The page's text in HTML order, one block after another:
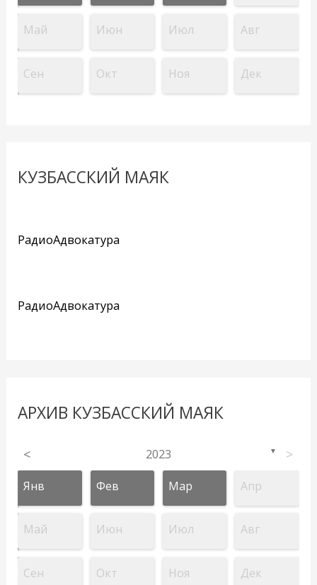
Май Июн Июл Авг
Сен Окт Ноя Дек
КУЗБАССКИЙ МАЯК
РадиоАдвокатура
РадиоАдвокатура
АРХИВ КУЗБАССКИЙ МАЯК
< 2023 ▼ >
Янв Фев Мар Апр
Май Июн Июл Авг
Сен Окт Ноя Дек